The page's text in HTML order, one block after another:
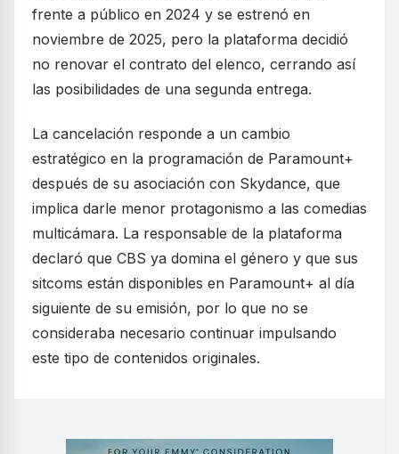
frente a público en 2024 y se estrenó en
noviembre de 2025, pero la plataforma decidió
no renovar el contrato del elenco, cerrando así
las posibilidades de una segunda entrega.
La cancelación responde a un cambio
estratégico en la programación de Paramount+
después de su asociación con Skydance, que
implica darle menor protagonismo a las comedias
multicámara. La responsable de la plataforma
declaró que CBS ya domina el género y que sus
sitcoms están disponibles en Paramount+ al día
siguiente de su emisión, por lo que no se
consideraba necesario continuar impulsando
este tipo de contenidos originales.